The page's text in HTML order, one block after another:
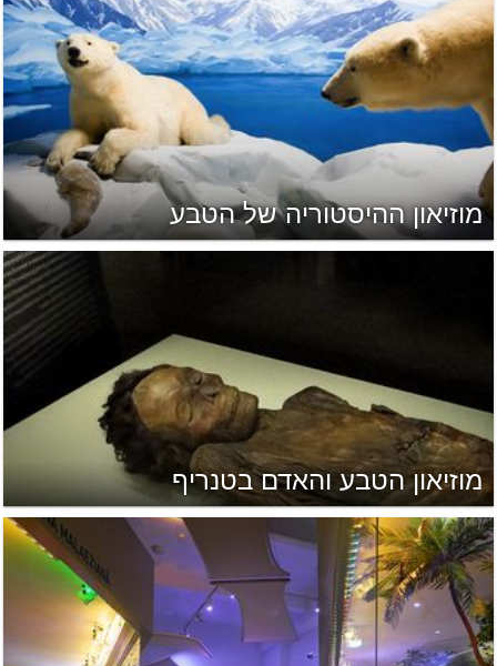
מוזיאון ההיסטוריה של הטבע
מוזיאון הטבע והאדם בטנריף